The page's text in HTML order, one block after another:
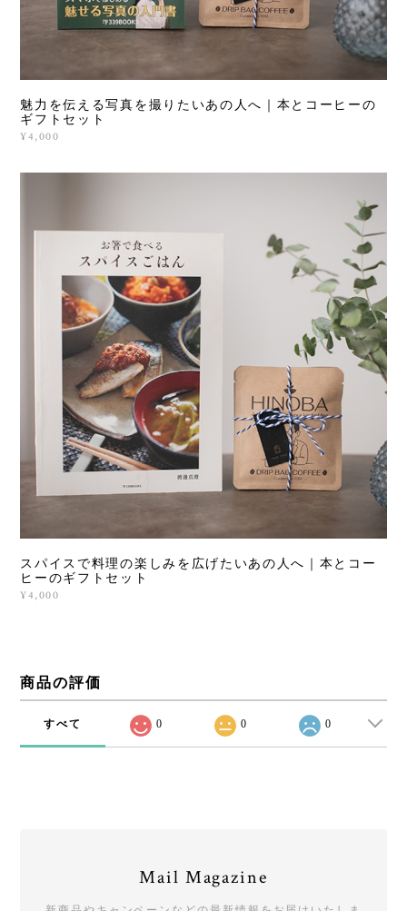
魅力を伝える写真を撮りたいあの人へ｜本とコーヒーの
ギフトセット
¥4,000
スパイスで料理の楽しみを広げたいあの人へ｜本とコー
ヒーのギフトセット
¥4,000
商品の評価
すべて 0 0 0
Mail Magazine